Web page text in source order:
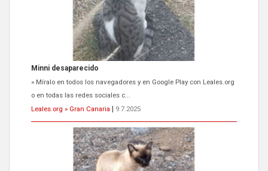
Minni desaparecido
» Míralo en todos los navegadores y en Google Play con Leales.org
o en todas las redes sociales c...
Leales.org » Gran Canaria
9.7.2025